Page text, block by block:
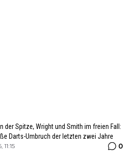
der Spitze, Wright und Smith im freien Fall:
Darts-Umbruch der letzten zwei Jahre
0